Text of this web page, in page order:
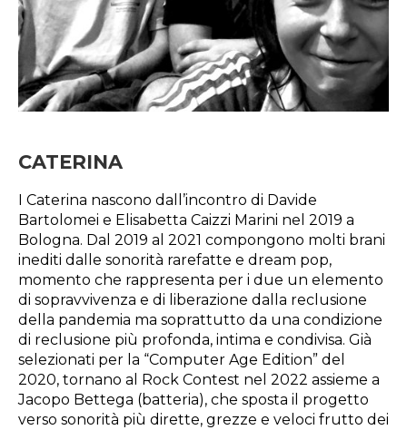
CATERINA
I Caterina nascono dall’incontro di Davide
Bartolomei e Elisabetta Caizzi Marini nel 2019 a
Bologna. Dal 2019 al 2021 compongono molti brani
inediti dalle sonorità rarefatte e dream pop,
momento che rappresenta per i due un elemento
di sopravvivenza e di liberazione dalla reclusione
della pandemia ma soprattutto da una condizione
di reclusione più profonda, intima e condivisa. Già
selezionati per la “Computer Age Edition” del
2020, tornano al Rock Contest nel 2022 assieme a
Jacopo Bettega (batteria), che sposta il progetto
verso sonorità più dirette, grezze e veloci frutto dei